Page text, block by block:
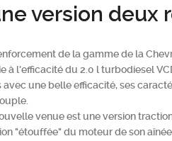
version
de la gamme de la
à l'efficacité du 2.0 l turbodiesel
avec une belle efficacité, ses
venue est une version
"étouffée" du moteur de son